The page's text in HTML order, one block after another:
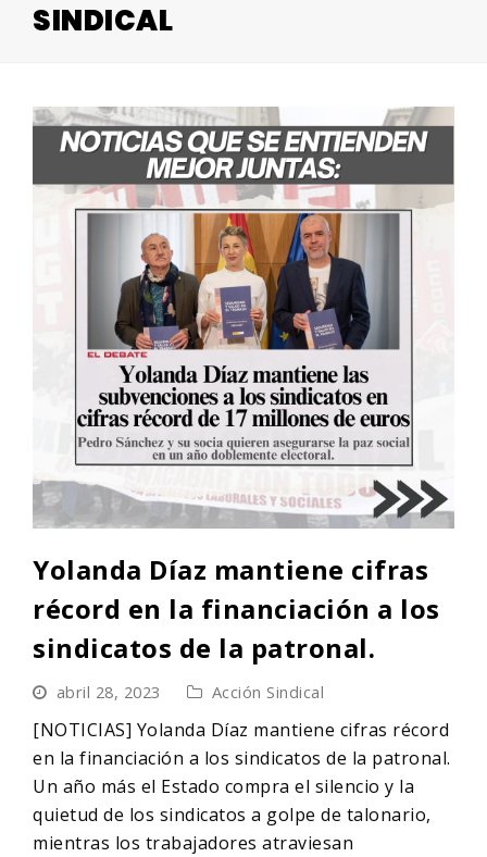
SINDICAL
Yolanda Díaz mantiene cifras
récord en la financiación a los
sindicatos de la patronal.
abril 28, 2023 Acción Sindical
[NOTICIAS] Yolanda Díaz mantiene cifras récord
en la financiación a los sindicatos de la patronal.
Un año más el Estado compra el silencio y la
quietud de los sindicatos a golpe de talonario,
mientras los trabajadores atraviesan